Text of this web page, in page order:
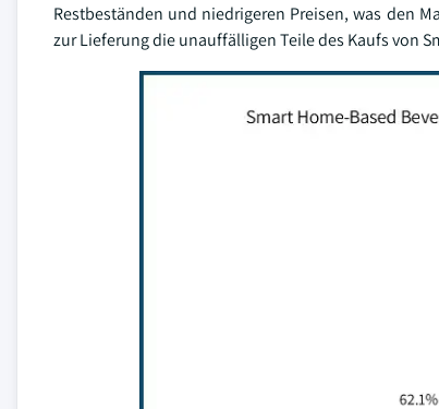
Restbeständen und niedrigeren Preisen, was den
zur Lieferung die unauffälligen Teile des Kaufs von